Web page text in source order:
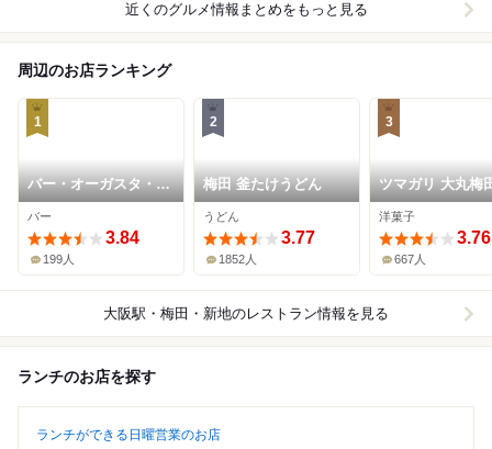
近くのグルメ情報まとめをもっと見る
周辺のお店ランキング
1
バー・オーガスタ・タ
ーロギー
バー
3.84
199人
2
梅田 釜たけうどん
うどん
3.77
1852人
3
ツマガリ 大丸梅
洋菓子
3.76
667人
大阪駅・梅田・新地のレストラン情報を見る
ランチのお店を探す
ランチができる日曜営業のお店